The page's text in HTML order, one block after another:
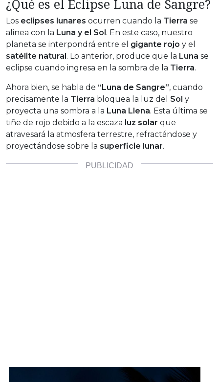
¿Qué es el Eclipse Luna de Sangre?
Los eclipses lunares ocurren cuando la Tierra se
alinea con la Luna y el Sol . En este caso, nuestro
planeta se interpondrá entre el gigante rojo y el
satélite natural . Lo anterior, produce que la Luna se
eclipse cuando ingresa en la sombra de la Tierra.
Ahora bien, se habla de “Luna de Sangre”, cuando
precisamente la Tierra bloquea la luz del Sol y
proyecta una sombra a la Luna Llena. Esta última se
tiñe de rojo debido a la escaza luz solar que
atravesará la atmosfera terrestre, refractándose y
proyectándose sobre la superficie lunar.